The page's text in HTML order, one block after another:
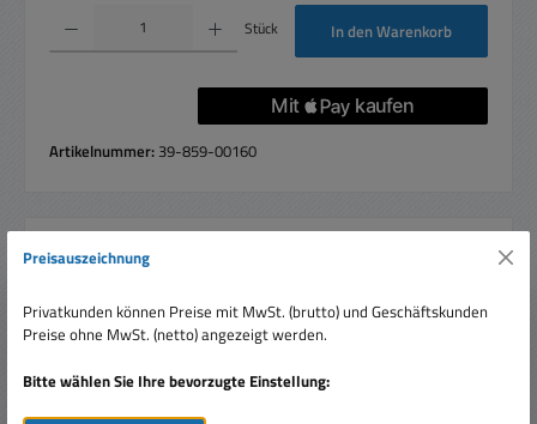
Produkt Anzahl: Gib den gewünschten Wert ein oder benutze die Schaltflächen um
Stück In den Warenkorb
Artikelnummer: 39-859-00160
Beschreibung
6,3mm Klinke
Bewertungen
Preisauszeichnung
Privatkunden können Preise mit MwSt. (brutto) und Geschäftskunden
Preise ohne MwSt. (netto) angezeigt werden.
Bitte wählen Sie Ihre bevorzugte Einstellung: